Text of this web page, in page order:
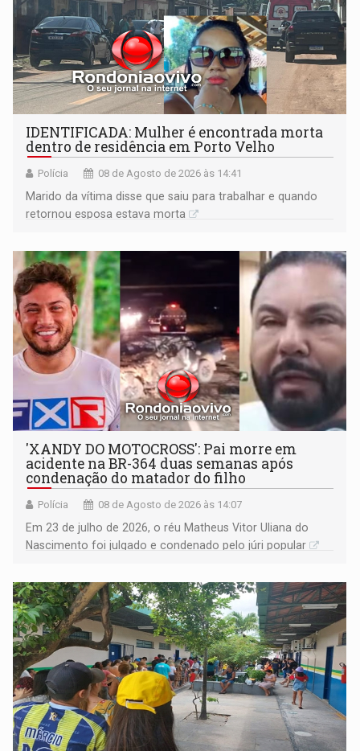
IDENTIFICADA: Mulher é encontrada morta
dentro de residência em Porto Velho
Polícia 08 de Agosto de 2026 às 14:41
Marido da vítima disse que saiu para trabalhar e quando
retornou esposa estava morta
'XANDY DO MOTOCROSS': Pai morre em
acidente na BR-364 duas semanas após
condenação do matador do filho
Polícia 08 de Agosto de 2026 às 14:07
Em 23 de julho de 2026, o réu Matheus Vitor Uliana do
Nascimento foi julgado e condenado pelo júri popular